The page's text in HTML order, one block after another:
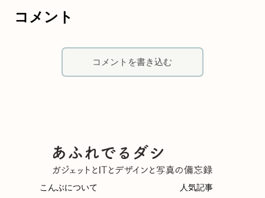
コメント
コメントを書き込む
こんぶについて
人気記事